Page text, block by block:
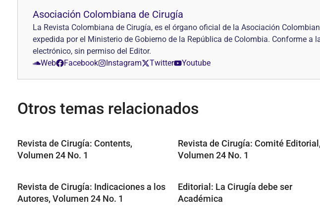
Asociación Colombiana de Cirugía
La Revista Colombiana de Cirugía, es el órgano oficial de la Asociación
expedida por el Ministerio de Gobierno de la República de Colombia. Conforme
electrónico, sin permiso del Editor.
Web
Facebook Instagram Twitter Youtube
Otros temas relacionados
Revista de Cirugía: Contents,
Volumen 24 No. 1
Revista de Cirugía: Comité Editorial,
Volumen 24 No. 1
Revista de Cirugía: Indicaciones a los
Autores, Volumen 24 No. 1
Editorial: La Cirugía debe ser
Académica